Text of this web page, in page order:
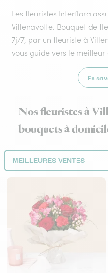
Les fleuristes Interflora
Villenavotte. Bouquet de
7j/7, par un fleuriste à
vous guide vers le
En
Nos fleuristes à
bouquets à